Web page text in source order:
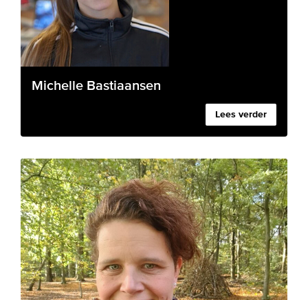
Michelle Bastiaansen
Lees verder